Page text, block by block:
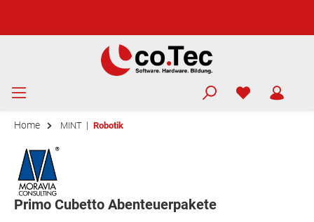
Home MINT | Robotik
Primo Cubetto Abenteuerpakete